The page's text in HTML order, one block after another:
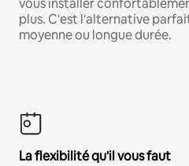
vous installer
plus. C'est l'alternative
moyenne ou longue durée.
La flexibilité qu'il vous faut